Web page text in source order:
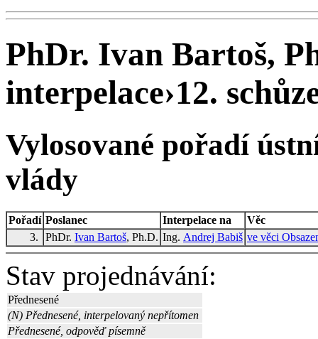
PhDr. Ivan Bartoš,
interpelace›12.
Vylosované pořadí
vlády
Pořadí Poslanec Interpelace na
Věc
3.
PhDr. Ivan Bartoš, Ph.D. Ing. Andrej Babiš ve věci
Stav projednávání:
Přednesené
(N) Přednesené, interpelovaný nepřítomen
Přednesené, odpověď písemně